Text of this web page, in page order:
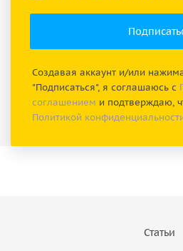
Создавая аккаунт и/или
"Подписаться", я соглашаюсь с
соглашением и подтверждаю,
Политикой
Статьи